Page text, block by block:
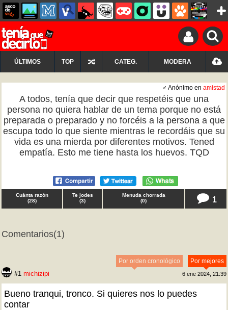
ÚLTIMOS TOP CATEG. MODERA
♂ Anónimo en amistad
A todos, tenía que decir que respetéis que una
persona no quiera hablar de un tema porque no está
preparada o preparado y no forcéis a la persona a que
escupa todo lo que siente mientras le recordáis que su
vida es una mierda por diferentes motivos. Tened
empatía. Esto me tiene hasta los huevos. TQD
Cuánta razón
(28)
Te jodes
(3)
Menuda chorrada
(0) 1
Comentarios(1)
Por mejores
Por orden cronológico
#1 michizipi 6 ene 2024, 21:39
Bueno tranqui, tronco. Si quieres nos lo puedes
contar